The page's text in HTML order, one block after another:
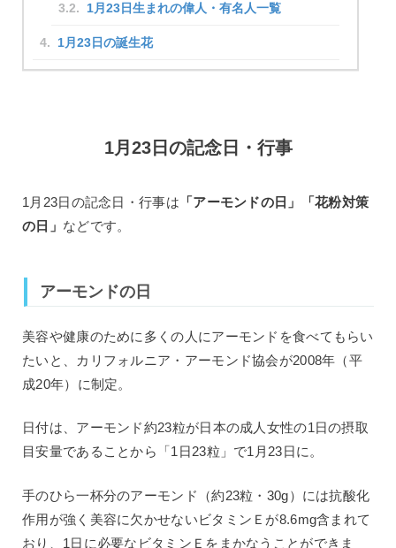
1月23日生まれの偉人・有名人一覧
1月23日の誕生花
1月23日の記念日・行事
1月23日の記念日・行事は 「アーモンドの日」「花粉対策
の日」 などです。
アーモンドの日
美容や健康のために多くの人にアーモンドを食べてもらい
たいと、カリフォルニア・アーモンド協会が2008年（平
成20年）に制定。
日付は、アーモンド約23粒が日本の成人女性の1日の摂取
目安量であることから「1日23粒」で1月23日に。
手のひら一杯分のアーモンド（約23粒・30g）には抗酸化
作用が強く美容に欠かせないビタミンＥが8.6mg含まれて
おり、1日に必要なビタミンＥをまかなうことができま